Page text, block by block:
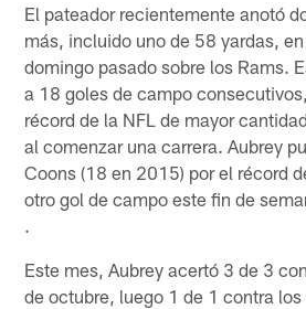
El pateador recientemente anotó
más, incluido uno de 58 yardas,
domingo pasado sobre los Rams.
a 18 goles de campo
récord de la NFL de mayor
al comenzar una carrera. Aubrey
Coons (18 en 2015) por el récord
otro gol de campo este fin de
.
Este mes, Aubrey acertó 3 de 3
de octubre, luego 1 de 1 contra